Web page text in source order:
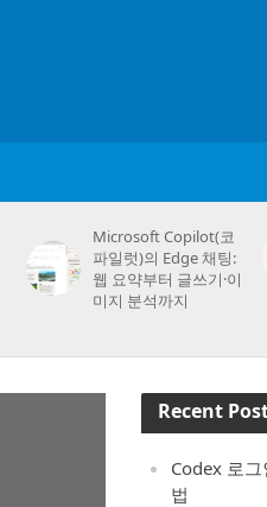
Microsoft Copilot(코
파일럿)의 Edge 채팅:
웹 요약부터 글쓰기·이
미지 분석까지
Recent
Codex 로
법